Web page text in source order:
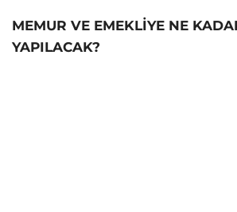
MEMUR VE EMEKLİYE NE
YAPILACAK?